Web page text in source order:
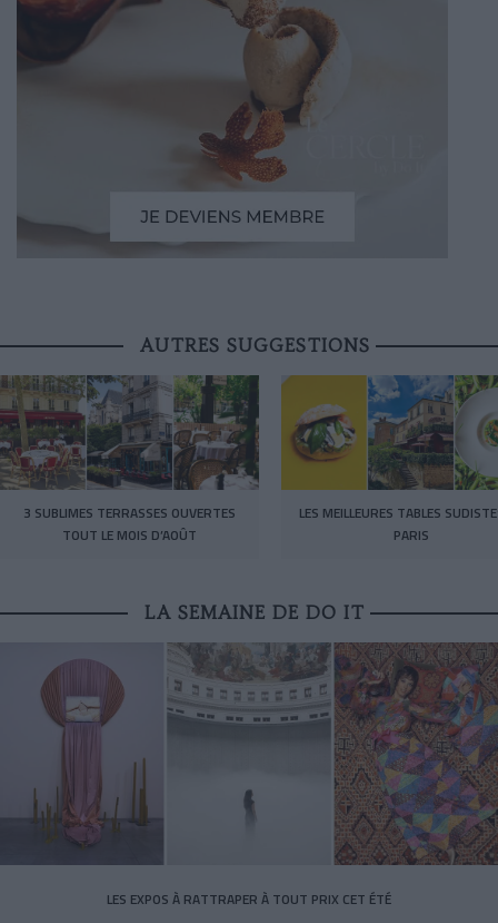
AUTRES SUGGESTIONS
3 SUBLIMES TERRASSES OUVERTES
TOUT LE MOIS D’AOÛT
LES MEILLEURES TABLES
PARIS
LA SEMAINE DE DO IT
LES EXPOS À RATTRAPER À TOUT PRIX CET ÉTÉ